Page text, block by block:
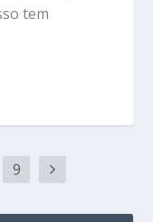
tem
9